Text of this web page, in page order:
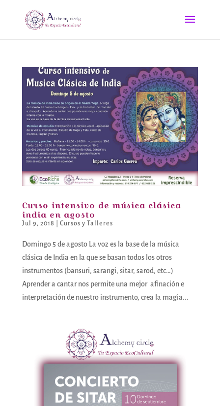
Curso intensivo de música clásica
india en agosto
Jul 9, 2018 Cursos y Talleres
Domingo 5 de agosto La voz es la base de la música
clásica de India en la que se basan todos los otros
instrumentos (bansuri, sarangi, sitar, sarod, etc…)
Aprender a cantar nos permite una mejor afinación e
interpretación de nuestro instrumento, crea la magia...